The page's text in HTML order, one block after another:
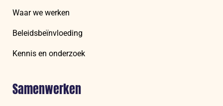
Waar we werken
Beleidsbeïnvloeding
Kennis en onderzoek
Samenwerken